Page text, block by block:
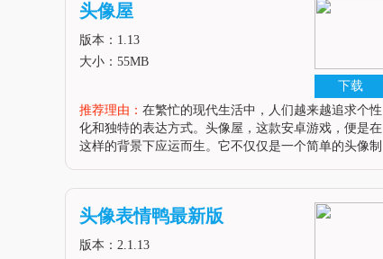
下载
头像屋
版本：1.13
大小：55MB
推荐理由： 在繁忙的现代生活中，人们越来越追求个性
化和独特的表达方式。头像屋，这款安卓游戏，便是在
这样的背景下应运而生。它不仅仅是一个简单的头像制
头像表情鸭最新版
版本：2.1.13